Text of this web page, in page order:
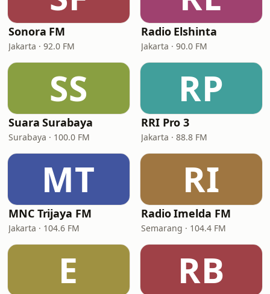
Sonora FM
Jakarta · 92.0 FM
Radio Elshinta
Jakarta · 90.0 FM
SS
Suara Surabaya
Surabaya · 100.0 FM
RP
RRI Pro 3
Jakarta · 88.8 FM
MT
MNC Trijaya FM
Jakarta · 104.6 FM
RI
Radio Imelda FM
Semarang · 104.4 FM
E RB